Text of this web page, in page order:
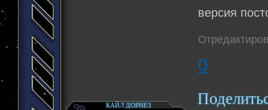
версия
0
КАЙЛ ДОРНЕЗ